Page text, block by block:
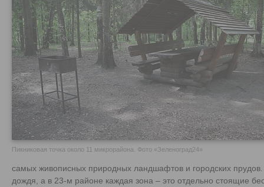
Пикниковая точка около 11 микрорайона. Фото «Зеленоград24»
самых живописных природных ландшафтов и городских
дождя, а в 23-м районе каждая зона – это отдельно стоящие